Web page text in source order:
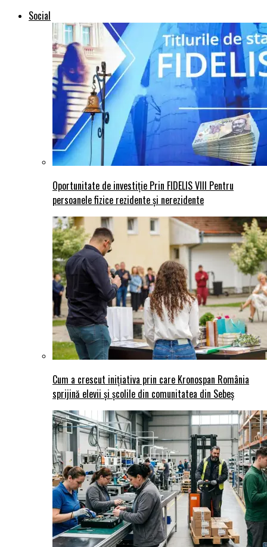
Social
Oportunitate de investiție Prin FIDELIS VIII Pentru
persoanele fizice rezidente și nerezidente
Cum a crescut inițiativa prin care Kronospan România
sprijină elevii și școlile din comunitatea din Sebeș